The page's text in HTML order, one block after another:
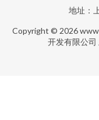
地址：
Copyright © 2026
开发有限公司